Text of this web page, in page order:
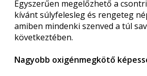
Egyszerűen megelőzhető a
kívánt súlyfelesleg és rengeteg
amiben mindenki szenved a túl
következtében.
Nagyobb oxigénmegkötő